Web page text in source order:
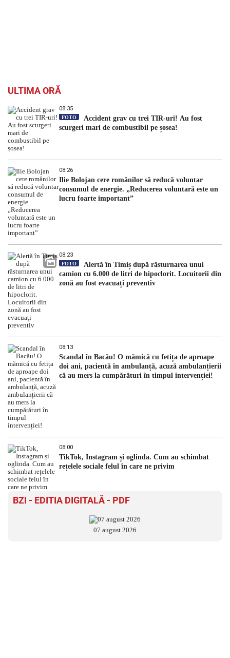
ULTIMA ORĂ
08:35
FOTO
Accident grav cu trei TIR-uri! Au fost
scurgeri mari de combustibil pe șosea!
08:26
Ilie Bolojan cere românilor să reducă voluntar
consumul de energie. „Reducerea voluntară este un
lucru foarte important”
08:23
FOTO
Alertă în Timiș după răsturnarea unui
camion cu 6.000 de litri de hipoclorit. Locuitorii din
zonă au fost evacuați preventiv
08:13
Scandal în Bacău! O mămică cu fetița de aproape
doi ani, pacientă în ambulanță, acuză ambulanțierii
că au mers la cumpărături în timpul intervenției!
08:00
TikTok, Instagram și oglinda. Cum au schimbat
rețelele sociale felul în care ne privim
BZI - EDITIA DIGITALĂ - PDF
07 august 2026